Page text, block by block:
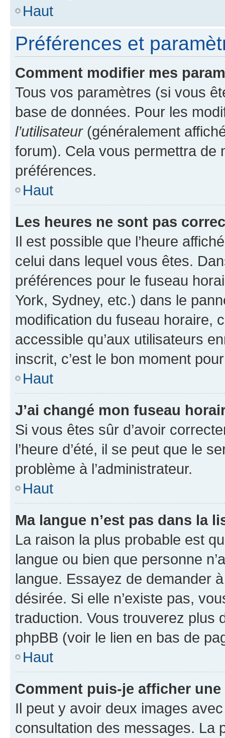
Haut
Préférences et
Comment modifier mes
Tous vos paramètres (si vous
base de données. Pour les
l’utilisateur(généralement
forum). Cela vous permettra de
préférences.
Haut
Les heures ne sont pas
Il est possible que l’heure
celui dans lequel vous êtes.
préférences pour le fuseau
York, Sydney, etc.) dans le
modification du fuseau horaire,
accessible qu’aux utilisateurs
inscrit, c’est le bon moment
Haut
J’ai changé mon fuseau
Si vous êtes sûr d’avoir
l’heure d’été, il se peut que le
problème à l’administrateur.
Haut
Ma langue n’est pas dans la
La raison la plus probable est
langue ou bien que personne
langue. Essayez de demander
désirée. Si elle n’existe pas,
traduction. Vous trouverez plus
phpBB (voir le lien en bas de
Haut
Comment puis-je afficher
Il peut y avoir deux images
consultation des messages. La